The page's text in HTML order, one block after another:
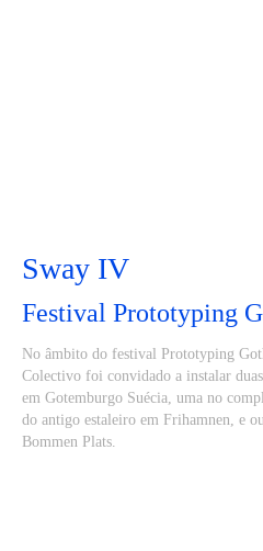
Sway IV
Festival Prototyping
No âmbito do festival Prototyping
Colectivo foi convidado a instalar
em Gotemburgo Suécia, uma no
do antigo estaleiro em Frihamnen, e
Bommen Plats.